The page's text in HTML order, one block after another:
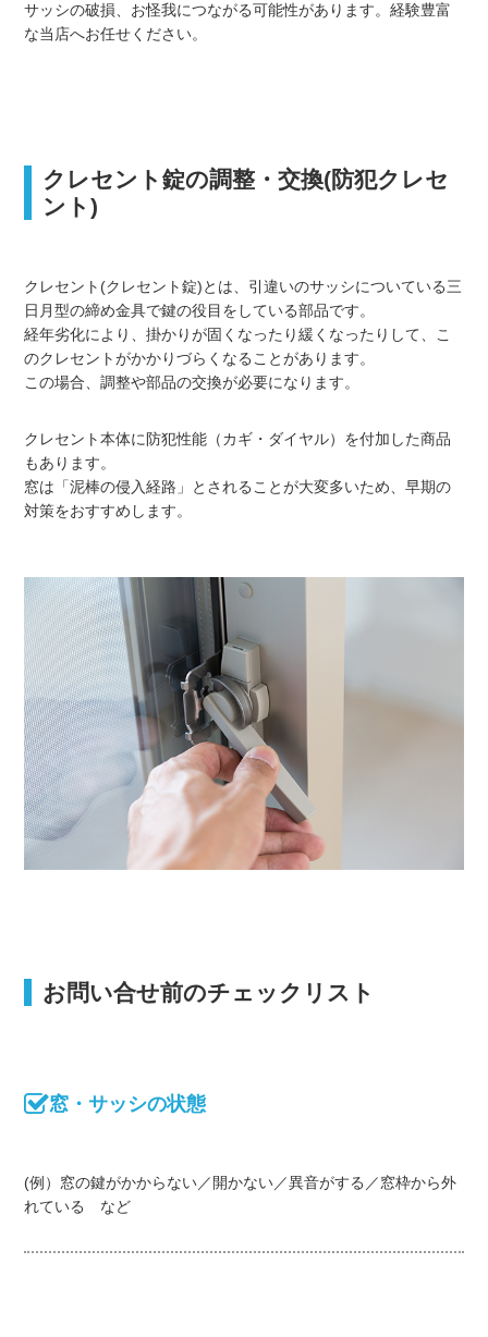
サッシの破損、お怪我につながる可能性があります。経験豊富
な当店へお任せください。
クレセント錠の調整・交換(防犯クレセ
ント)
クレセント(クレセント錠)とは、引違いのサッシについている三
日月型の締め金具で鍵の役目をしている部品です。
経年劣化により、掛かりが固くなったり緩くなったりして、こ
のクレセントがかかりづらくなることがあります。
この場合、調整や部品の交換が必要になります。
クレセント本体に防犯性能（カギ・ダイヤル）を付加した商品
もあります。
窓は「泥棒の侵入経路」とされることが大変多いため、早期の
対策をおすすめします。
お問い合せ前のチェックリスト
窓・サッシの状態
(例）窓の鍵がかからない／開かない／異音がする／窓枠から外
れている など